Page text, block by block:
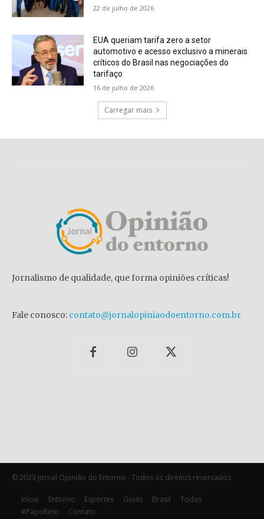
22 de julho de 2026
EUA queriam tarifa zero a setor
automotivo e acesso exclusivo a minerais
críticos do Brasil nas negociações do
tarifaço
16 de julho de 2026
Carregar mais
Jornalismo de qualidade, que forma opiniões críticas!
Fale conosco: contato@jornalopiniaodoentorno.com.br
© 2023 Jornal Opinião do Entorno - Todos os direitos reservados
Início Entorno Esportes Goiás Brasil
Todas
#PapoReto
Contato